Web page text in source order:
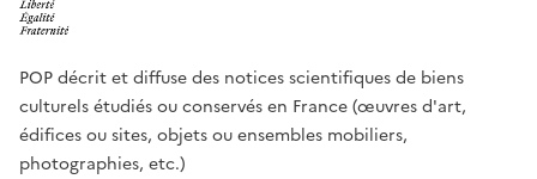
POP décrit et diffuse des notices scientifiques de biens
culturels étudiés ou conservés en France (œuvres d'art,
édifices ou sites, objets ou ensembles mobiliers,
photographies, etc.)